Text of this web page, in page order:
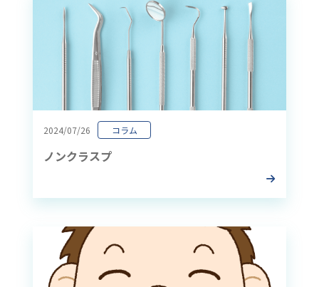
2024/07/26 コラム
ノンクラスプ